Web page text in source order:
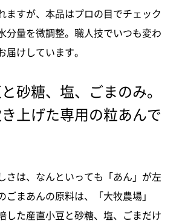
ますが、本品はプロの目でチェック
分量を微調整。職人技でいつも変わ
届けしています。
砂糖、塩、ごまのみ。
上げた専用の粒あんで
さは、なんといっても「あん」が左
ごまあんの原料は、「大牧農場」
した産直小豆と砂糖、塩、ごまだけ